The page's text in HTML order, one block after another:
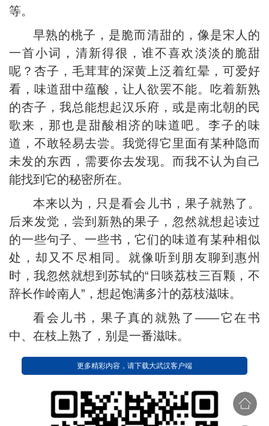
等。
早熟的桃子，是脆而清甜的，像是宋人的
一首小词，清新得很，谁不喜欢淡淡的脆甜
呢？杏子，毛茸茸的深黄上泛着红晕，可爱好
看，味道甜中蕴酸，让人欲罢不能。吃着新熟
的杏子，我总能想起汉乐府，或是南北朝的民
歌来，那也是甜酸相济的味道吧。李子的味
道，不敢轻易去尝。我觉得它里面有某种隐而
未发的东西，需要你去发现。而我不认为自己
能找到它的秘密所在。
本来以为，只是看会儿书，果子就熟了。
后来发觉，尝到新熟的果子，忽然就想起读过
的一些句子、一些书，它们的味道有某种相似
处，却又不尽相同。就像听到朋友聊到惠州
时，我忽然就想到苏轼的“日啖荔枝三百颗，不
辞长作岭南人”，想起饱满多汁的荔枝滋味。
看会儿书，果子真的就熟了——它在书
中、在枝上熟了，别是一番滋味。
更多精彩内容，请下载大武汉客户端